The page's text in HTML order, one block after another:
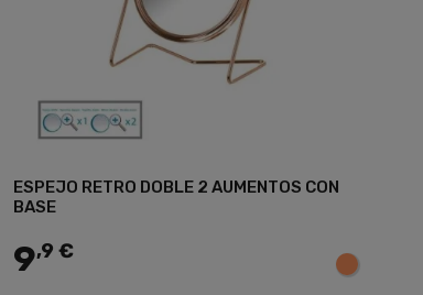
ESPEJO RETRO DOBLE 2 AUMENTOS CON
BASE
9,9 €